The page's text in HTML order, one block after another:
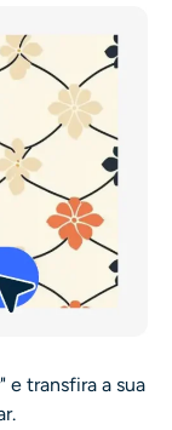
e transfira a sua